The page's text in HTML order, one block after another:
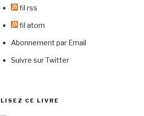
fil rss
fil atom
Abonnement par Email
Suivre sur Twitter
LISEZ CE LIVRE